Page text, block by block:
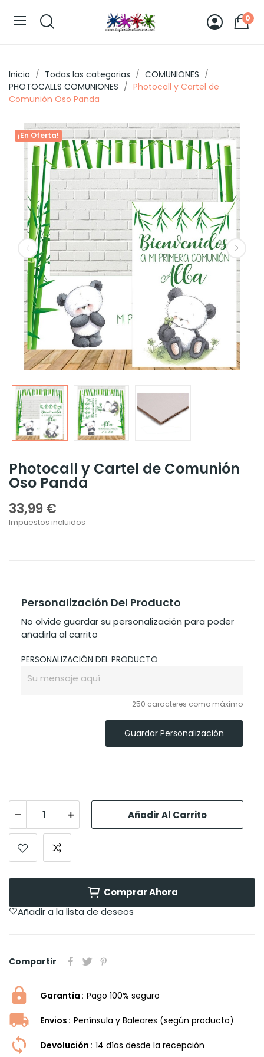
0
Inicio Todas las categorias
COMUNIONES
PHOTOCALLS COMUNIONES
Photocall y Cartel de
Comunión Oso Panda
¡En Oferta!
Photocall y Cartel de Comunión
Oso Panda
33,99 €
Impuestos incluidos
Personalización Del Producto
No olvide guardar su personalización para poder
añadirla al carrito
PERSONALIZACIÓN DEL PRODUCTO
250 caracteres como máximo
Guardar Personalización
Añadir Al Carrito
Comprar Ahora
Añadir a la lista de deseos
Compartir
Garantía Pago 100% seguro
Envios Península y Baleares (según producto)
Devolución 14 dí­as desde la recepción